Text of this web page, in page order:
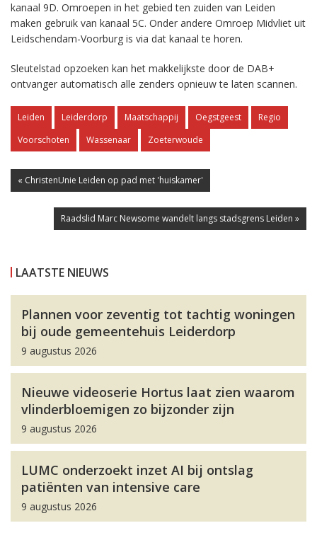
kanaal 9D. Omroepen in het gebied ten zuiden van Leiden
maken gebruik van kanaal 5C. Onder andere Omroep Midvliet uit
Leidschendam-Voorburg is via dat kanaal te horen.
Sleutelstad opzoeken kan het makkelijkste door de DAB+
ontvanger automatisch alle zenders opnieuw te laten scannen.
Leiden Leiderdorp Maatschappij Oegstgeest
Regio
Voorschoten
Wassenaar Zoeterwoude
« ChristenUnie Leiden op pad met 'huiskamer'
Raadslid Marc Newsome wandelt langs stadsgrens Leiden »
LAATSTE NIEUWS
Plannen voor zeventig tot tachtig woningen
bij oude gemeentehuis Leiderdorp
9 augustus 2026
Nieuwe videoserie Hortus laat zien waarom
vlinderbloemigen zo bijzonder zijn
9 augustus 2026
LUMC onderzoekt inzet AI bij ontslag
patiënten van intensive care
9 augustus 2026